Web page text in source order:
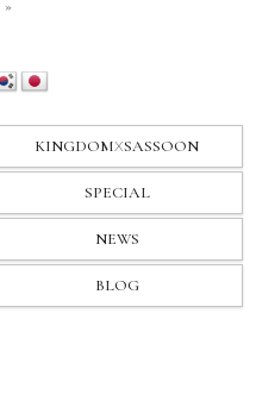
»
KINGDOMXSASSOON
SPECIAL
NEWS
BLOG